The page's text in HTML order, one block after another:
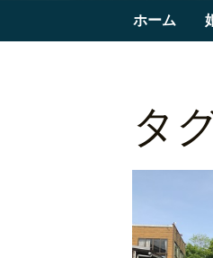
ホーム
タ